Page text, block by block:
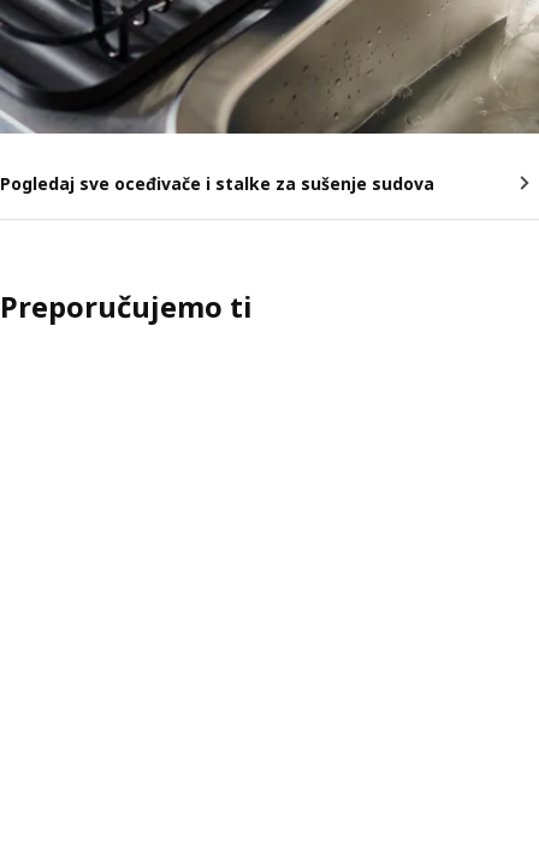
Pogledaj sve oceđivače i stalke za sušenje sudova
Preporučujemo ti